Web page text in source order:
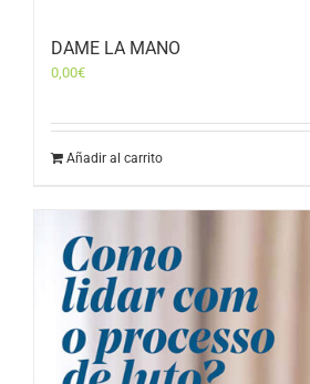
DAME LA MANO
0,00€
Añadir al carrito